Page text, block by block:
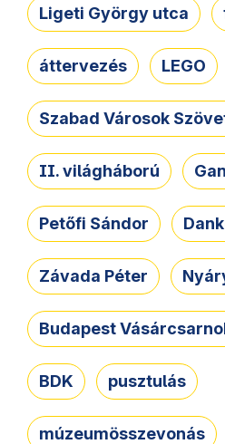
Ligeti György utca
áttervezés LEGO
Szabad Városok
II. világháború
Petőfi Sándor
Závada Péter
Budapest
BDK pusztulás
múzeumösszevonás